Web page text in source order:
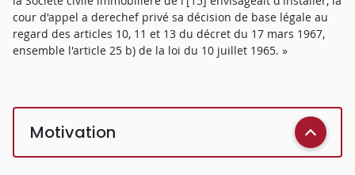
cour d'appel a derechef privé sa décision de base légale au
regard des articles 10, 11 et 13 du décret du 17 mars 1967,
ensemble l'article 25 b) de la loi du 10 juillet 1965. »
Motivation